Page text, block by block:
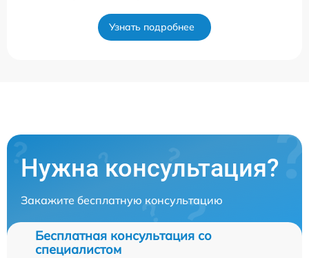
Узнать подробнее
Нужна консультация?
Закажите бесплатную консультацию
Бесплатная консультация со
специалистом